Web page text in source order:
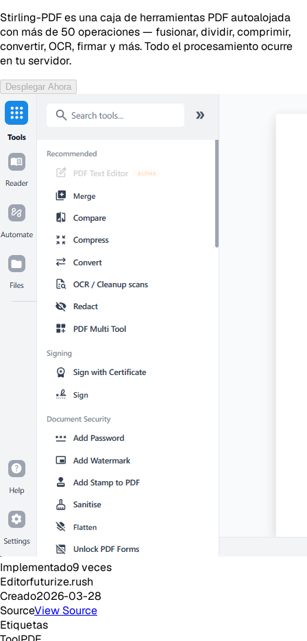
Stirling-PDF es una caja de herramientas PDF autoalojada
con más de 50 operaciones — fusionar, dividir, comprimir,
convertir, OCR, firmar y más. Todo el procesamiento ocurre
en tu servidor.
Desplegar Ahora
Implementado9veces
Editorfuturize.rush
Creado2026-03-28
SourceView Source
Etiquetas